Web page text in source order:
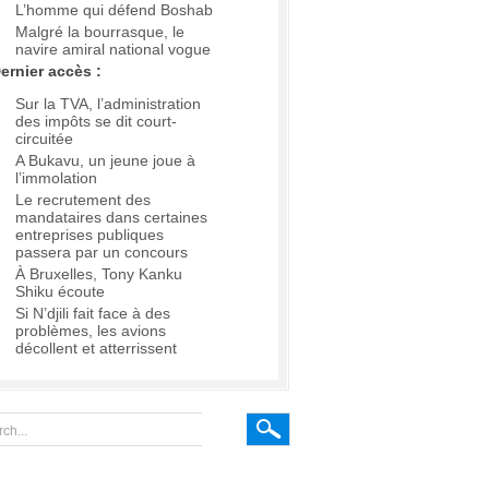
L’homme qui défend Boshab
Malgré la bourrasque, le
navire amiral national vogue
accès :
Sur la TVA, l’administration
des impôts se dit court-
circuitée
A Bukavu, un jeune joue à
l’immolation
Le recrutement des
mandataires dans certaines
entreprises publiques
passera par un concours
À Bruxelles, Tony Kanku
Shiku écoute
Si N’djili fait face à des
problèmes, les avions
décollent et atterrissent